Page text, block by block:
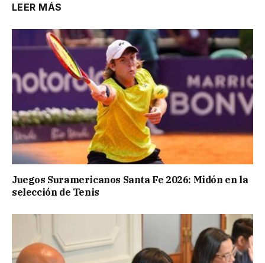
LEER MÁS
Juegos Suramericanos Santa Fe 2026: Midón en la
selección de Tenis